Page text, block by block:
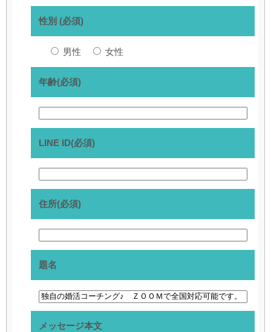
性別 (必須)
男性 女性
年齢(必須)
LINE ID(必須)
住所(必須)
題名
メッセージ本文